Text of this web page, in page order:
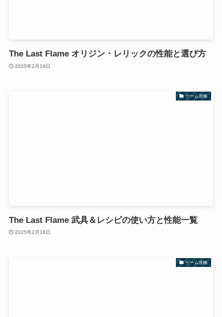
The Last Flame オリジン・レリックの性能と選び方
2025年2月19日
ゲーム攻略
The Last Flame 武具＆レシピの使い方と性能一覧
2025年2月18日
ゲーム攻略